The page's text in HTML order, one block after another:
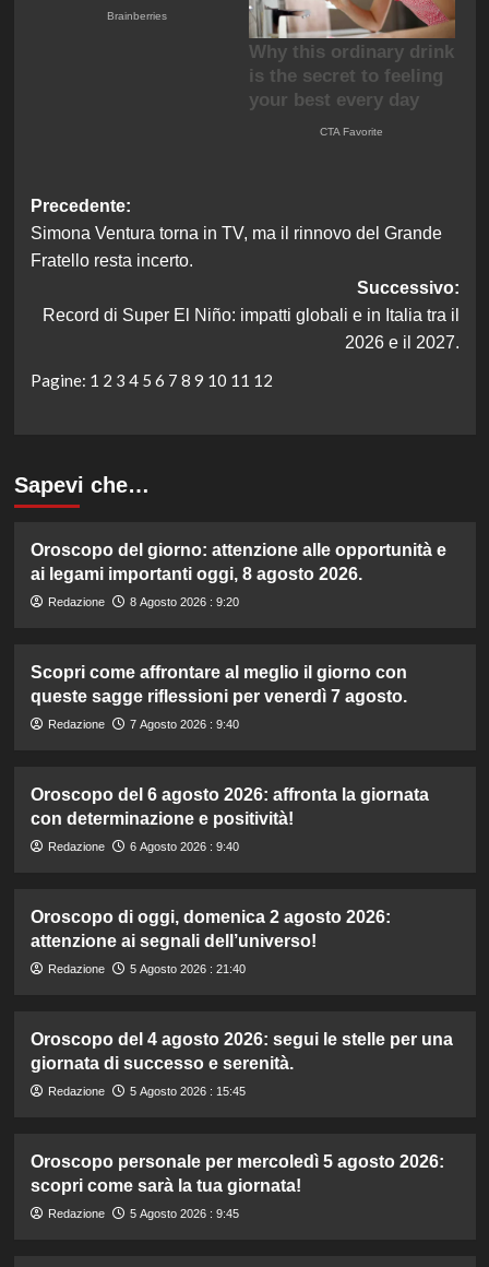
Navigazione
articolo
Precedente:
Simona Ventura torna in TV, ma il rinnovo del Grande
Fratello resta incerto.
Successivo:
Record di Super El Niño: impatti globali e in Italia tra il
2026 e il 2027.
Pagine: 1 2 3 4 5 6 7 8 9 10 11 12
Sapevi che…
Oroscopo del giorno: attenzione alle opportunità e
ai legami importanti oggi, 8 agosto 2026.
Redazione 8 Agosto 2026 : 9:20
Scopri come affrontare al meglio il giorno con
queste sagge riflessioni per venerdì 7 agosto.
Redazione 7 Agosto 2026 : 9:40
Oroscopo del 6 agosto 2026: affronta la giornata
con determinazione e positività!
Redazione 6 Agosto 2026 : 9:40
Oroscopo di oggi, domenica 2 agosto 2026:
attenzione ai segnali dell’universo!
Redazione 5 Agosto 2026 : 21:40
Oroscopo del 4 agosto 2026: segui le stelle per una
giornata di successo e serenità.
Redazione 5 Agosto 2026 : 15:45
Oroscopo personale per mercoledì 5 agosto 2026:
scopri come sarà la tua giornata!
Redazione 5 Agosto 2026 : 9:45